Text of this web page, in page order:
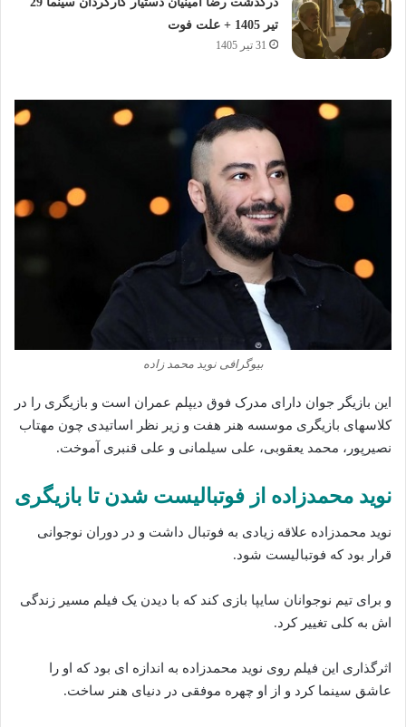
تیر 1405 + علت فوت
31 تیر 1405
بیوگرافی نوید محمد زاده
این بازیگر جوان دارای مدرک فوق دیپلم عمران است و بازیگری را در
کلاسهای بازیگری موسسه هنر هفت و زیر نظر اساتیدی چون مهتاب
نصیرپور، محمد یعقوبی، علی سیلمانی و علی قنبری آموخت.
نوید محمدزاده از فوتبالیست شدن‌ تا بازیگری
نوید محمدزاده علاقه زیادی به فوتبال داشت و در دوران نوجوانی
قرار بود که فوتبالیست شود.
و برای تیم نوجوانان سایپا بازی کند که با دیدن یک فیلم مسیر زندگی
اش به کلی تغییر کرد.
اثرگذاری این فیلم روی نوید محمدزاده‌ به اندازه ای بود که او را
عاشق سینما کرد و از او چهره موفقی در دنیای هنر ساخت.